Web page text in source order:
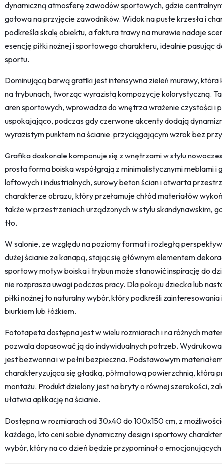
dynamiczną atmosferę zawodów sportowych, gdzie
gotowa na przyjęcie zawodników. Widok na puste krzesła i
podkreśla skalę obiektu, a faktura trawy na murawie nadaje
esencję piłki nożnej i sportowego charakteru, idealnie pasując
sportu.
Dominującą barwą grafiki jest intensywna zieleń murawy,
na trybunach, tworząc wyrazistą kompozycję kolorystyczną.
aren sportowych, wprowadza do wnętrza wrażenie czystości i
uspokajająco, podczas gdy czerwone akcenty dodają
wyrazistym punktem na ścianie, przyciągającym wzrok bez
Grafika doskonale komponuje się z wnętrzami w stylu
prosta forma boiska współgrają z minimalistycznymi meblami i
loftowych i industrialnych, surowy beton ścian i otwarta
charakterze obrazu, który przełamuje chłód materiałów
także w przestrzeniach urządzonych w stylu skandynawskim,
tło.
W salonie, ze względu na poziomy format i rozległą
dużej ścianie za kanapą, stając się głównym elementem
sportowy motyw boiska i trybun może stanowić inspirację do
nie rozprasza uwagi podczas pracy. Dla pokoju dziecka lub
piłki nożnej to naturalny wybór, który podkreśli zainteresowania
biurkiem lub łóżkiem.
Fototapeta dostępna jest w wielu rozmiarach i na różnych
pozwala dopasować ją do indywidualnych potrzeb.
jest bezwonna i w pełni bezpieczna. Podstawowym
charakteryzująca się gładką, półmatową powierzchnią, która
montażu. Produkt dzielony jest na bryty o równej szerokości,
ułatwia aplikację na ścianie.
Dostępna w rozmiarach od 30x40 do 100x150 cm, z
każdego, kto ceni sobie dynamiczny design i sportowy
wybór, który na co dzień będzie przypominał o